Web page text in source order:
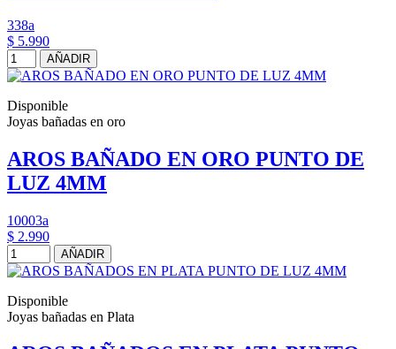
338a
$ 5.990
AÑADIR
Disponible
Joyas bañadas en oro
AROS BAÑADO EN ORO PUNTO DE
LUZ 4MM
10003a
$ 2.990
AÑADIR
Disponible
Joyas bañadas en Plata